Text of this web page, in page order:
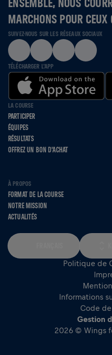
MARCHONS POUR CEUX
SUIVEZ-NOUS SUR LES RÉSEAUX SOCIAUX
TÉLÉCHARGER L'APP
LA COURSE
PARTICIPER
ÉQUIPES
RÉSULTATS
OFFREZ UN BON D'ACHAT
À PROPOS
FORMAT DE LA COURSE
NOTRE MISSION
ACTUALITÉS
Politique de
Informations
Code
Gestion
2026 © Wings